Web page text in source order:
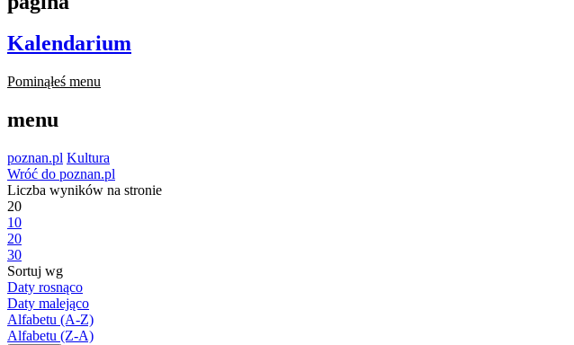
Kalendarium
Pominąłeś menu
menu
poznan.pl Kultura
Wróć do poznan.pl
Liczba wyników na stronie
20
10
20
30
Sortuj wg
Daty rosnąco
Daty malejąco
Alfabetu (A-Z)
Alfabetu (Z-A)